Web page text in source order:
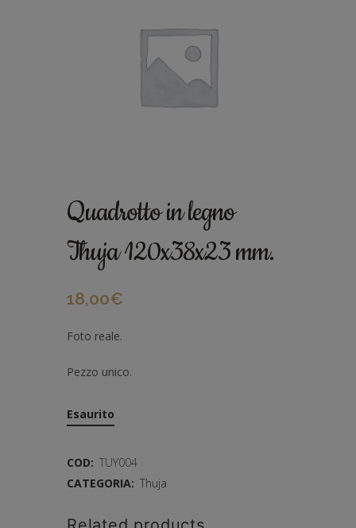
Quadrotto in legno
Thuja 120x38x23 mm.
18,00€
Foto reale.
Pezzo unico.
Esaurito
COD: TUY004
CATEGORIA: Thuja